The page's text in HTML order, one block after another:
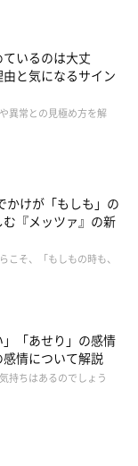
へ誘導するといい
ようにしてすれ違
来るとおいしいこ
まるでしょう。
いるのは大丈
と気になるサイン
異常との見極め方を解
かけが「もしも」の
『メッツァ』の新
こそ、「もしもの時も、
「あせり」の感情
情について解説
持ちはあるのでしょう